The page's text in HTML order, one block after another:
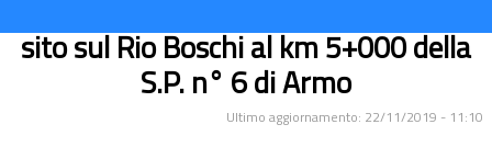
sito sul Rio Boschi al km 5+000 della
S.P. n° 6 di Armo
Ultimo aggiornamento: 22/11/2019 - 11:10